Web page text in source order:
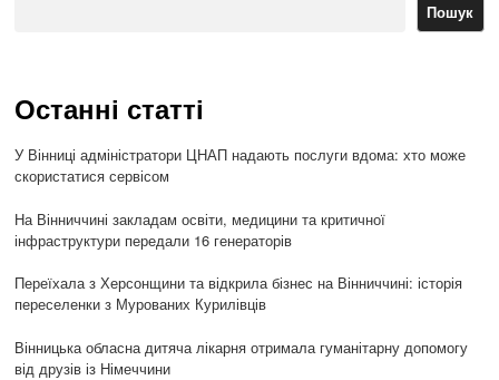
Пошук
Останні статті
У Вінниці адміністратори ЦНАП надають послуги вдома: хто може
скористатися сервісом
На Вінниччині закладам освіти, медицини та критичної
інфраструктури передали 16 генераторів
Переїхала з Херсонщини та відкрила бізнес на Вінниччині: історія
переселенки з Мурованих Курилівців
Вінницька обласна дитяча лікарня отримала гуманітарну допомогу
від друзів із Німеччини